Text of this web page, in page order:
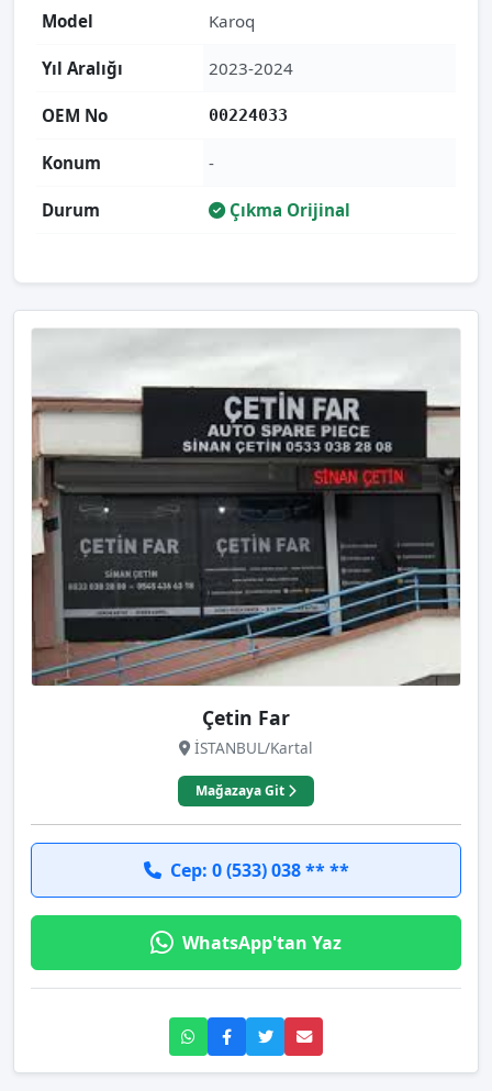
Model Karoq
Yıl Aralığı 2023-2024
OEM No 00224033
Konum -
Durum Çıkma Orijinal
Çetin Far
İSTANBUL/Kartal
Mağazaya Git
Cep: 0 (533) 038 ** **
WhatsApp'tan Yaz